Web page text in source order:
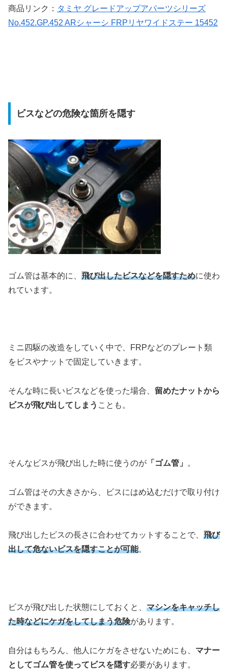
商品リンク： タミヤ グレードアップアパーツシリーズ
No.452.GP.452 ARシャーシ FRPリヤワイドステー 15452
ビスなどの危険な箇所を隠す
ゴム管は基本的に、 飛び出したビスなどを隠すために使わ
れています。
ミニ四駆の改造をしていく中で、FRPなどのプレート類
をビスやナットで固定していきます。
そんな時に長いビスなどを使った場合、 留めたナットから
ビスが飛び出してしまう ことも。
そんなビスが飛び出した時に使うのが 「ゴム管」 。
ゴム管はその大きさから、ビスにはめ込むだけで取り付け
ができます。
飛び出したビスの長さに合わせてカットすることで、 飛び
出して危ないビスを隠すことが可能。
ビスが飛び出した状態にしておくと、 マシンをキャッチし
た時などにケガをしてしまう危険があります。
自分はもちろん、他人にケガをさせないためにも、 マナー
としてゴム管を使ってビスを隠す必要があります。